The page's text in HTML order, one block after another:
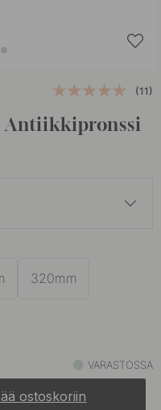
(11)
Antiikkipronssi
27.50 €
320mm
VARASTOSSA
ostoskoriin